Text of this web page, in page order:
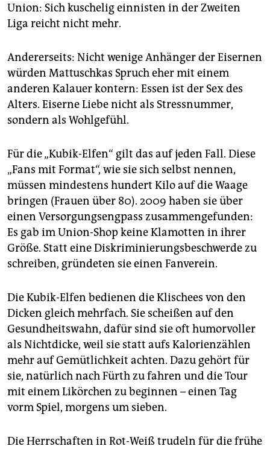
Union: Sich kuschelig einnisten in der Zweiten
Liga reicht nicht mehr.
Andererseits: Nicht wenige Anhänger der Eisernen
würden Mattuschkas Spruch eher mit einem
anderen Kalauer kontern: Essen ist der Sex des
Alters. Eiserne Liebe nicht als Stressnummer,
sondern als Wohlgefühl.
Für die „Kubik-Elfen“ gilt das auf jeden Fall. Diese
„Fans mit Format“, wie sie sich selbst nennen,
müssen mindestens hundert Kilo auf die Waage
bringen (Frauen über 80). 2009 haben sie über
einen Versorgungsengpass zusammengefunden:
Es gab im Union-Shop keine Klamotten in ihrer
Größe. Statt eine Diskriminierungsbeschwerde zu
schreiben, gründeten sie einen Fanverein.
Die Kubik-Elfen bedienen die Klischees von den
Dicken gleich mehrfach. Sie scheißen auf den
Gesundheitswahn, dafür sind sie oft humorvoller
als Nichtdicke, weil sie statt aufs Kalorienzählen
mehr auf Gemütlichkeit achten. Dazu gehört für
sie, natürlich nach Fürth zu fahren und die Tour
mit einem Likörchen zu beginnen – einen Tag
vorm Spiel, morgens um sieben.
Die Herrschaften in Rot-Weiß trudeln für die frühe